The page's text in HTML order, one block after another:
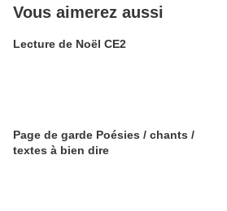
Vous aimerez aussi
Lecture de Noël CE2
Page de garde Poésies / chants /
textes à bien dire